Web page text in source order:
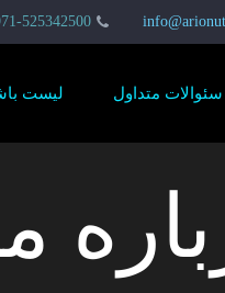
971-525342500+
سئوالات متداول لیست